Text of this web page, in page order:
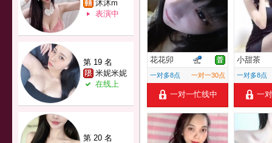
沐沐m
表演中
第 19 名
米妮米妮
在线上
第 20 名
花花卯
一对多8点 一对一30点
一对一忙线中
小甜茶
一对多8点
一